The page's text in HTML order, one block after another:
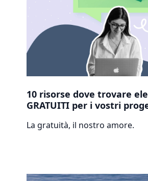
10 risorse dove trovare
GRATUITI per i vostri
La gratuità, il nostro amore.